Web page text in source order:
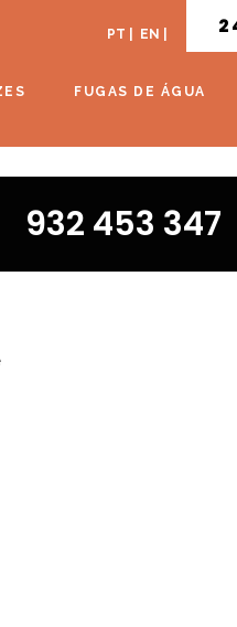
PT EN
FUGAS DE ÁGUA
932 453 347